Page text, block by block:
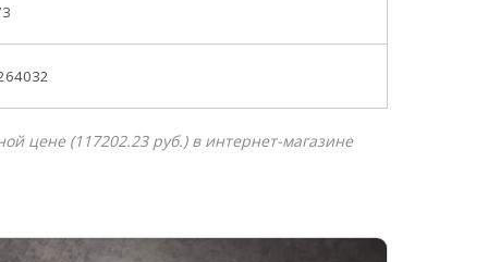
цене (117202.23 руб.) в интернет-магазине